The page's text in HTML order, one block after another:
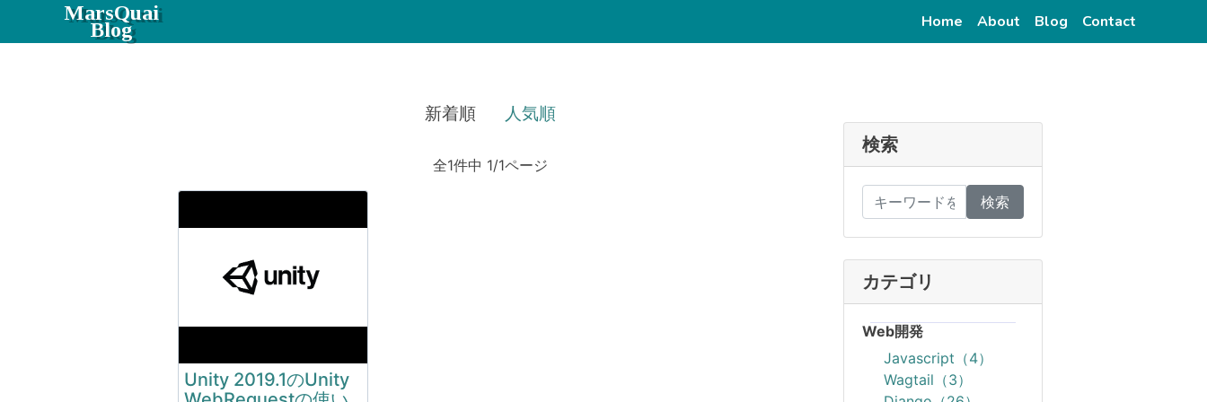
MarsQuai
Blog Home (current)
About (current)
Blog (current)
Contact
新着順 人気順
全1件中 1/1ページ
Unity 2019.1のUnity
検索
検索
カテゴリ
Web開発
Javascript（4）
Wagtail（3）